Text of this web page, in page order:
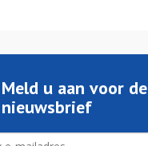
Meld u aan voor de
nieuwsbrief